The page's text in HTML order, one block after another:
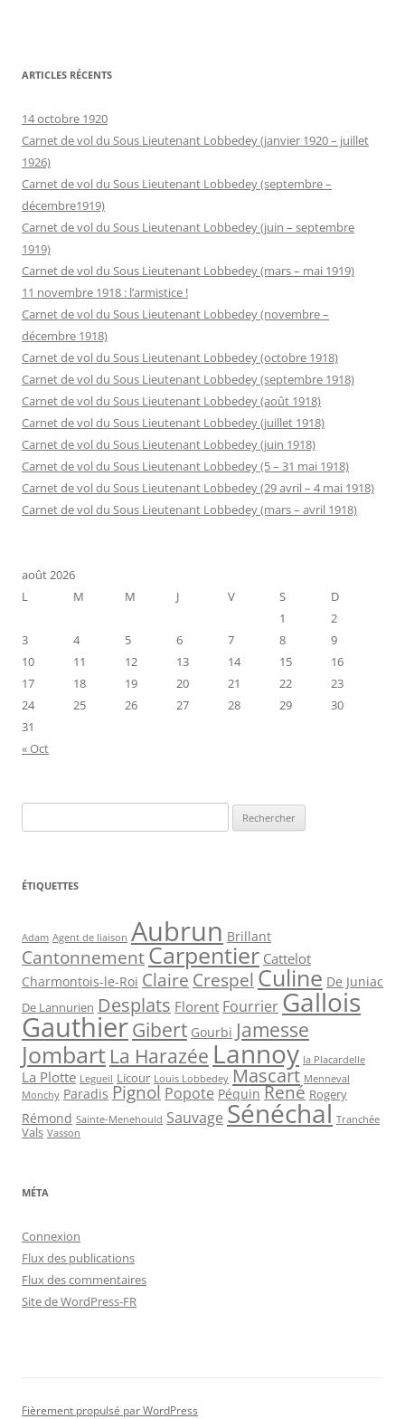
ARTICLES RÉCENTS
14 octobre 1920
Carnet de vol du Sous Lieutenant Lobbedey (janvier 1920 – juillet
1926)
Carnet de vol du Sous Lieutenant Lobbedey (septembre –
décembre1919)
Carnet de vol du Sous Lieutenant Lobbedey (juin – septembre
1919)
Carnet de vol du Sous Lieutenant Lobbedey (mars – mai 1919)
11 novembre 1918 : l’armistice !
Carnet de vol du Sous Lieutenant Lobbedey (novembre –
décembre 1918)
Carnet de vol du Sous Lieutenant Lobbedey (octobre 1918)
Carnet de vol du Sous Lieutenant Lobbedey (septembre 1918)
Carnet de vol du Sous Lieutenant Lobbedey (août 1918)
Carnet de vol du Sous Lieutenant Lobbedey (juillet 1918)
Carnet de vol du Sous Lieutenant Lobbedey (juin 1918)
Carnet de vol du Sous Lieutenant Lobbedey (5 – 31 mai 1918)
Carnet de vol du Sous Lieutenant Lobbedey (29 avril – 4 mai 1918)
Carnet de vol du Sous Lieutenant Lobbedey (mars – avril 1918)
août 2026
L
M M J V S
D
1
2
3
4 5 6 7 8
9
10
11 12 13 14 15
16
17
18 19 20 21 22
23
24
25 26 27 28 29
30
31
« Oct
ÉTIQUETTES
Adam Agent de liaison Aubrun Brillant
CantonnementCarpentier Cattelot
Charmontois-le-Roi Claire Crespel Culine De Juniac
De Lannurien Desplats Florent FourrierGallois
GauthierGibert Gourbi Jamesse
Jombart La Harazée Lannoy la Placardelle
La Plotte Legueil Licour Louis Lobbedey Mascart Menneval
Monchy Paradis Pignol Popote Péquin René Rogery
Rémond Sainte-Menehould Sauvage Sénéchal Tranchée
Vals Vasson
MÉTA
Connexion
Flux des publications
Flux des commentaires
Site de WordPress-FR
Fièrement propulsé par WordPress